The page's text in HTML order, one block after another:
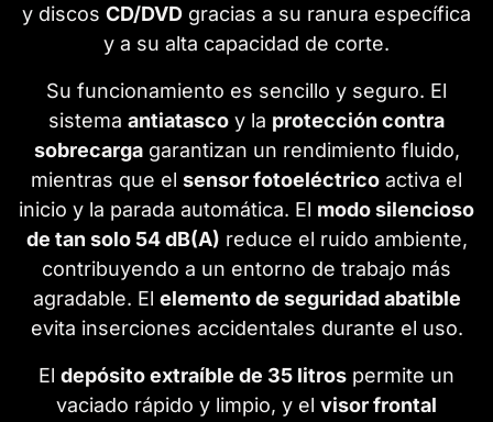
y discos CD/DVD gracias a su ranura específica
y a su alta capacidad de corte.
Su funcionamiento es sencillo y seguro. El
sistema antiatasco y la protección contra
sobrecargagarantizan un rendimiento fluido,
mientras que el sensor fotoeléctrico activa el
inicio y la parada automática. El modo silencioso
de tan solo 54 dB(A) reduce el ruido ambiente,
contribuyendo a un entorno de trabajo más
agradable. El elemento de seguridad abatible
evita inserciones accidentales durante el uso.
El depósito extraíble de 35 litros permite un
vaciado rápido y limpio, y el visor frontal